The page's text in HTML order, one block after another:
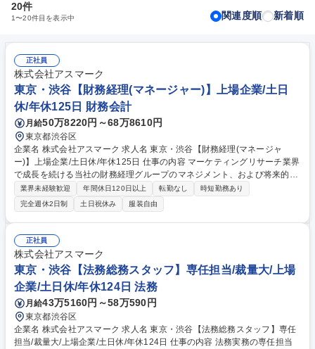
20件
1〜20件目を表示中 関連度順 新着順
正社員
株式会社アスマーク
東京・渋谷【財務経理(マネージャー)】上場企業/土日
休/年休125日 財務会計
月給50万8220円～68万8610円
東京都渋谷区
企業名 株式会社アスマーク 求人名 東京・渋谷【財務経理(マネージャ
ー)】上場企業/土日休/年休125日 仕事の内容 マーケティングリサーチ業界
で成長を続ける当社の財務経理グループのマネジメント、および将来的な
戦略財務(M&A、PMI等)をお任せします。段階的に経営直結のミッション
へ幅を広げていただきます。 【具体的には】■日次/月次/四半期/年次決算
業務全般、連結決算業務、決算短信・有価証券報告書、会社法書類の作
成、税金計算、税務申告対応 ■予実管理、予算作成(各部門調整、PL/CF/B
S作成、資金繰り表作成）、銀行対応、グループ会社管理) ■監査法人・税
理士法人対応の主導、J-SOXの運用・評価・業務フロー改善、取締役会で
の説明資料作成 ■財務経理グループのマネジメント、業務効率化 ■財務戦
略の立案サポート 募集職種 東京・渋谷【財務経理(マネージャー)】上場企
業/土日休/年休125日
業界未経験歓迎 年間休日120日以上 転勤なし
時短勤務あり
完全週休2日制
土日祝休み 服装自由
正社員
株式会社アスマーク
東京・渋谷【法務総務スタッフ】専任担当/裁量大/上場
企業/土日休/年休124日 法務
月給43万5160円～58万590円
東京都渋谷区
企業名 株式会社アスマーク 求人名 東京・渋谷【法務総務スタッフ】専任
担当/裁量大/上場企業/土日休/年休124日 仕事の内容 法務実務の専任担当